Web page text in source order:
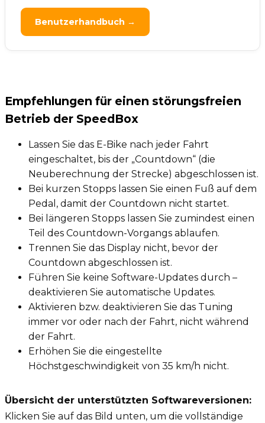
Benutzerhandbuch →
Empfehlungen für einen störungsfreien
Betrieb der SpeedBox
Lassen Sie das E-Bike nach jeder Fahrt
eingeschaltet, bis der „Countdown“ (die
Neuberechnung der Strecke) abgeschlossen ist.
Bei kurzen Stopps lassen Sie einen Fuß auf dem
Pedal, damit der Countdown nicht startet.
Bei längeren Stopps lassen Sie zumindest einen
Teil des Countdown-Vorgangs ablaufen.
Trennen Sie das Display nicht, bevor der
Countdown abgeschlossen ist.
Führen Sie keine Software-Updates durch –
deaktivieren Sie automatische Updates.
Aktivieren bzw. deaktivieren Sie das Tuning
immer vor oder nach der Fahrt, nicht während
der Fahrt.
Erhöhen Sie die eingestellte
Höchstgeschwindigkeit von 35 km/h nicht.
Übersicht der unterstützten Softwareversionen:
Klicken Sie auf das Bild unten, um die vollständige